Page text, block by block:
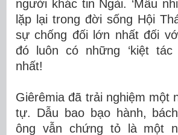
người khác tin Ngài. ‘Mầu
lặp lại trong đời sống Hội
sự chống đối lớn nhất đối
đó luôn có những ‘kiệt tác
nhất!
Giêrêmia đã trải nghiệm một
tự. Dẫu bao bạo hành,
ông vẫn chứng tỏ là một